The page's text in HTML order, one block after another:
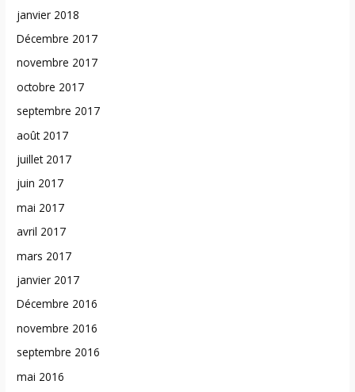
janvier 2018
Décembre 2017
novembre 2017
octobre 2017
septembre 2017
août 2017
juillet 2017
juin 2017
mai 2017
avril 2017
mars 2017
janvier 2017
Décembre 2016
novembre 2016
septembre 2016
mai 2016